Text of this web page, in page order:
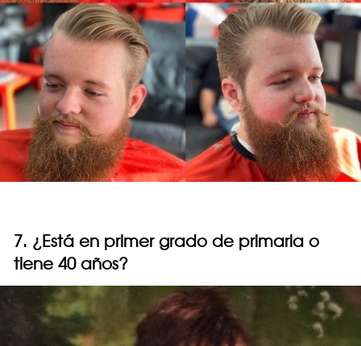
7. ¿Está en primer grado de primaria o
tiene 40 años?